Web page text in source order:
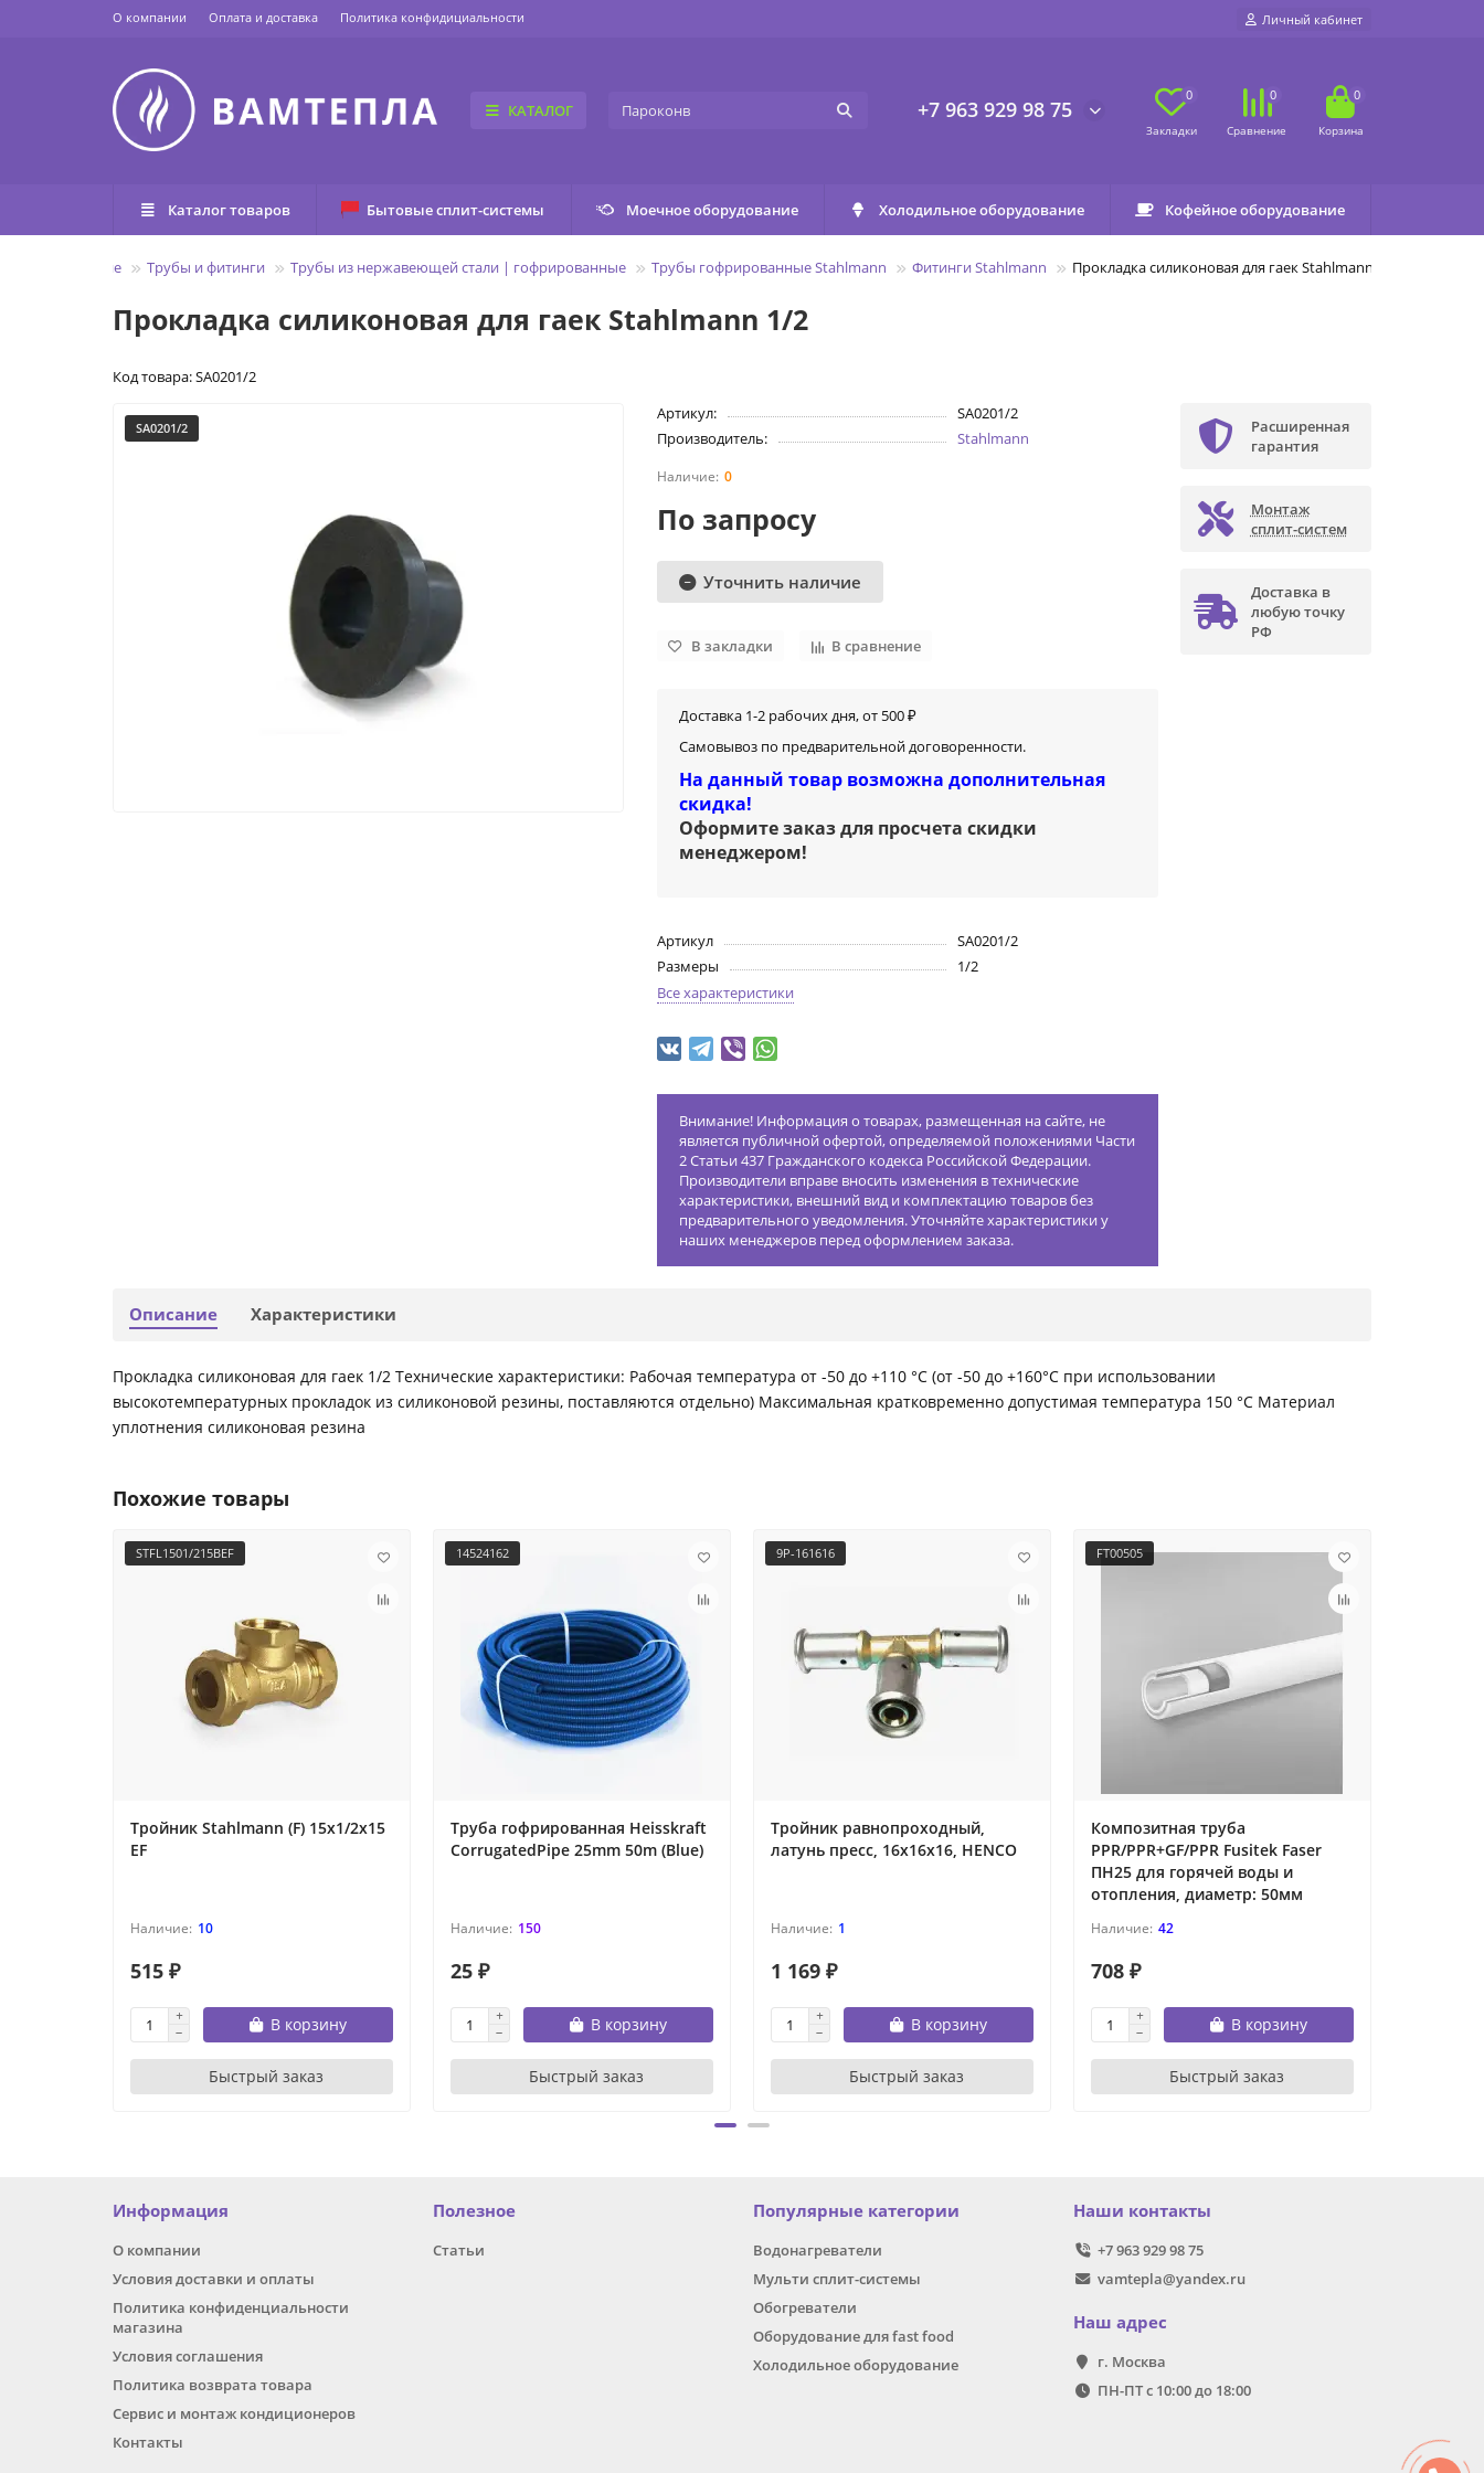
О компании Оплата и доставка Политика конфидициальности Личный кабинет
КАТАЛОГ +7 963 929 98 75
0 0 0
Каталог товаров Бытовые сплит-системы Моечное оборудование Холодильное оборудование Кофейное оборудование
комплектующие Трубы и фитинги Трубы из нержавеющей стали | гофрированные Трубы гофрированные Stahlmann Фитинги Stahlmann Прокладка силиконовая для гаек Stahlmann 1/2
Прокладка силиконовая для гаек Stahlmann 1/2
Код товара: SA0201/2
SA0201/2
Артикул:
SA0201/2
Производитель:
Stahlmann
0
По запросу
Уточнить наличие
В закладки В сравнение
Доставка 1-2 рабочих дня, от 500 ₽
Самовывоз по предварительной договоренности.
На данный товар возможна дополнительная
скидка!
Оформите заказ для просчета скидки
менеджером!
Артикул
SA0201/2
Размеры
1/2
Все характеристики
Внимание! Информация о товарах, размещенная на сайте, не
является публичной офертой, определяемой положениями Части
2 Статьи 437 Гражданского кодекса Российской Федерации.
Производители вправе вносить изменения в технические
характеристики, внешний вид и комплектацию товаров без
предварительного уведомления. Уточняйте характеристики у
наших менеджеров перед оформлением заказа.
Расширенная
гарантия
Монтаж
сплит-систем
Доставка в
любую точку
РФ
Описание Характеристики
Прокладка силиконовая для гаек 1/2 Технические характеристики: Рабочая температура от -50 до +110 °С (от -50 до +160°С при использовании
высокотемпературных прокладок из силиконовой резины, поставляются отдельно) Максимальная кратковременно допустимая температура 150 °С Материал
уплотнения силиконовая резина
Похожие товары
STFL1501/215BEF
Тройник Stahlmann (F) 15х1/2х15
EF
10
515 ₽
В корзину
Быстрый заказ
14524162
Труба гофрированная Heisskraft
CorrugatedPipe 25mm 50m (Blue)
150
25 ₽
В корзину
Быстрый заказ
9P-161616
Тройник равнопроходный,
латунь пресс, 16x16x16, HENCO
1
1 169 ₽
В корзину
Быстрый заказ
FT00505
Композитная труба
PPR/PPR+GF/PPR Fusitek Faser
ПН25 для горячей воды и
отопления, диаметр: 50мм
42
708 ₽
В корзину
Быстрый заказ
Информация
О компании
Условия доставки и оплаты
Политика конфиденциальности
магазина
Условия соглашения
Политика возврата товара
Сервис и монтаж кондиционеров
Контакты
Полезное
Статьи
Популярные категории
Водонагреватели
Мульти сплит-системы
Обогреватели
Оборудование для fast food
Холодильное оборудование
Наши контакты
+7 963 929 98 75
vamtepla@yandex.ru
Наш адрес
г. Москва
ПН-ПТ с 10:00 до 18:00